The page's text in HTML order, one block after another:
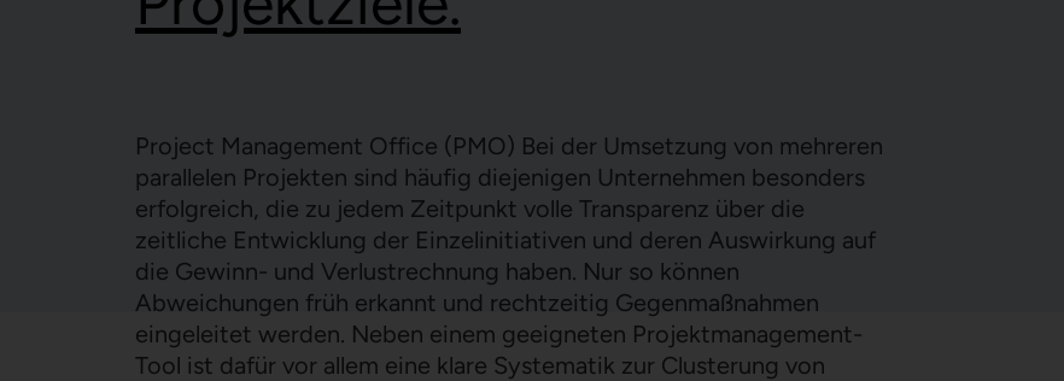
Integrierte Finanzplanung
Optimierung Kostenstruktur &
Deckungsbeitrag
Operational Excellence
Optimierung Personalstruktur &
Organisation
Qualitätsmanagement
Operational Excellence
Bestandsoptimierung
Project Management Office (PMO) Bei der Umsetzung von mehreren
parallelen Projekten sind häufig diejenigen Unternehmen besonders
erfolgreich, die zu jedem Zeitpunkt volle Transparenz über die
zeitliche Entwicklung der Einzelinitiativen und deren Auswirkung auf
die Gewinn- und Verlustrechnung haben. Nur so können
Abweichungen früh erkannt und rechtzeitig Gegenmaßnahmen
eingeleitet werden. Neben einem geeigneten Projektmanagement-
Tool ist dafür vor allem eine klare Systematik zur Clusterung von